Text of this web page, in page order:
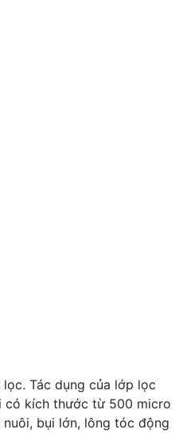
Tác dụng của lớp lọc
có kích thước từ 500 micro
bụi lớn, lông tóc động